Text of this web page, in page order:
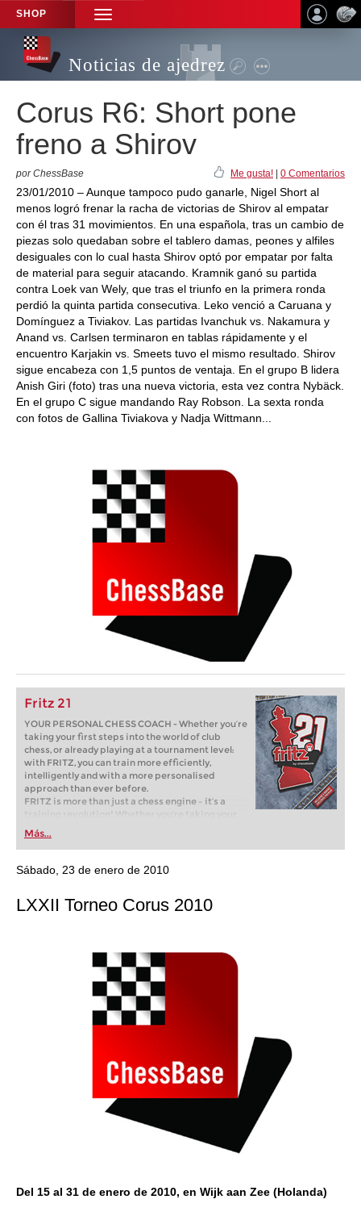
SHOP
TOGGLE
NAVIGATION
Noticias de ajedrez
Corus R6: Short pone
freno a Shirov
por ChessBase Me gusta! 0 Comentarios
23/01/2010 – Aunque tampoco pudo ganarle, Nigel Short al
menos logró frenar la racha de victorias de Shirov al empatar
con él tras 31 movimientos. En una española, tras un cambio de
piezas solo quedaban sobre el tablero damas, peones y alfiles
desiguales con lo cual hasta Shirov optó por empatar por falta
de material para seguir atacando. Kramnik ganó su partida
contra Loek van Wely, que tras el triunfo en la primera ronda
perdió la quinta partida consecutiva. Leko venció a Caruana y
Domínguez a Tiviakov. Las partidas Ivanchuk vs. Nakamura y
Anand vs. Carlsen terminaron en tablas rápidamente y el
encuentro Karjakin vs. Smeets tuvo el mismo resultado. Shirov
sigue encabeza con 1,5 puntos de ventaja. En el grupo B lidera
Anish Giri (foto) tras una nueva victoria, esta vez contra Nybäck.
En el grupo C sigue mandando Ray Robson. La sexta ronda
con fotos de Gallina Tiviakova y Nadja Wittmann...
Fritz 21
YOUR PERSONAL CHESS COACH - Whether you’re
taking your first steps into the world of club
chess, or already playing at a tournament level:
with FRITZ, you can train more efficiently,
intelligently and with a more personalised
approach than ever before.
FRITZ is more than just a chess engine – it’s a
training revolution! Whether you’re taking your
first steps into the world of club chess, or already
playing at a tournament level: with FRITZ, you can
train more efficiently, intelligently and with a
more personalised approach than ever before.
Más...
Sábado, 23 de enero de 2010
LXXII Torneo Corus 2010
Del 15 al 31 de enero de 2010, en Wijk aan Zee (Holanda)